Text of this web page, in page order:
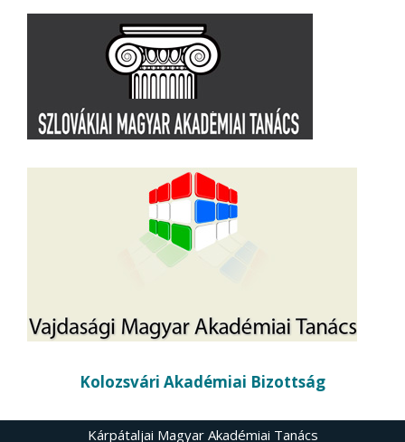
Kolozsvári Akadémiai Bizottság
Kárpátaljai Magyar Akadémiai Tanács